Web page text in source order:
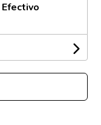
Efectivo